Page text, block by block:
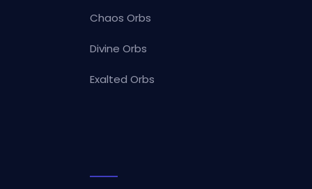
Chaos Orbs
Divine Orbs
Exalted Orbs